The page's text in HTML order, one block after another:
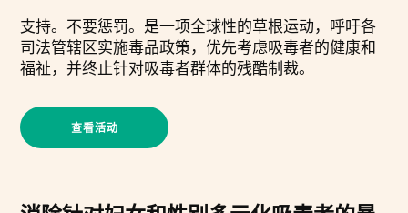
支持。不要惩罚。是一项全球性的草根运动，呼吁各
司法管辖区实施毒品政策，优先考虑吸毒者的健康和
福祉，并终止针对吸毒者群体的残酷制裁。
查看活动